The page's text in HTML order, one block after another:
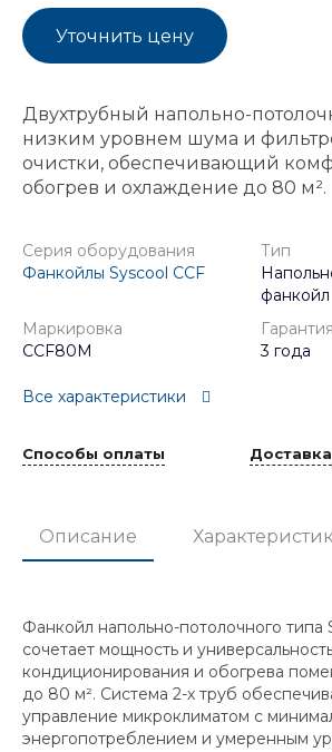
Уточнить цену
Двухтрубный напольно-
низким уровнем шума и
очистки, обеспечивающий
обогрев и охлаждение до 80 м².
Серия оборудования
Фанкойлы Syscool CCF
Тип
фанкойл
Маркировка
CCF80M
Гарантия
3 года
Все характеристики
Способы оплаты Доставка
Описание
Фанкойл напольно-потолочного типа
сочетает мощность и
кондиционирования и обогрева
до 80 м². Система 2-х труб
управление микроклиматом с
энергопотреблением и умеренным